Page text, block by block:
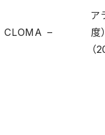
CLOMAが描く循環
CLOMAが生み出す
CLOMAの取り組
アライアンス事例
CLOMA –
ア
度）
（